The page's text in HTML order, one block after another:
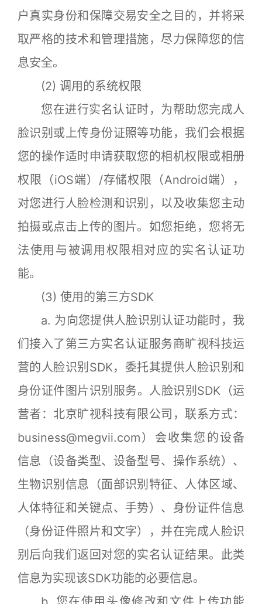
户真实身份和保障交易安全之目的，并将采
取严格的技术和管理措施，尽力保障您的信
息安全。
(2) 调用的系统权限
您在进行实名认证时，为帮助您完成人
脸识别或上传身份证照等功能，我们会根据
您的操作适时申请获取您的相机权限或相册
权限（iOS端）/存储权限（Android端），
对您进行人脸检测和识别，以及收集您主动
拍摄或点击上传的图片。如您拒绝，您将无
法使用与被调用权限相对应的实名认证功
能。
(3) 使用的第三方SDK
a. 为向您提供人脸识别认证功能时，我
们接入了第三方实名认证服务商旷视科技运
营的人脸识别SDK，委托其提供人脸识别和
身份证件图片识别服务。人脸识别SDK（运
营者：北京旷视科技有限公司，联系方式：
business@megvii.com）会收集您的设备
信息（设备类型、设备型号、操作系统）、
生物识别信息（面部识别特征、人体区域、
人体特征和关键点、手势）、身份证件信息
（身份证件照片和文字），并在完成人脸识
别后向我们返回对您的实名认证结果。此类
信息为实现该SDK功能的必要信息。